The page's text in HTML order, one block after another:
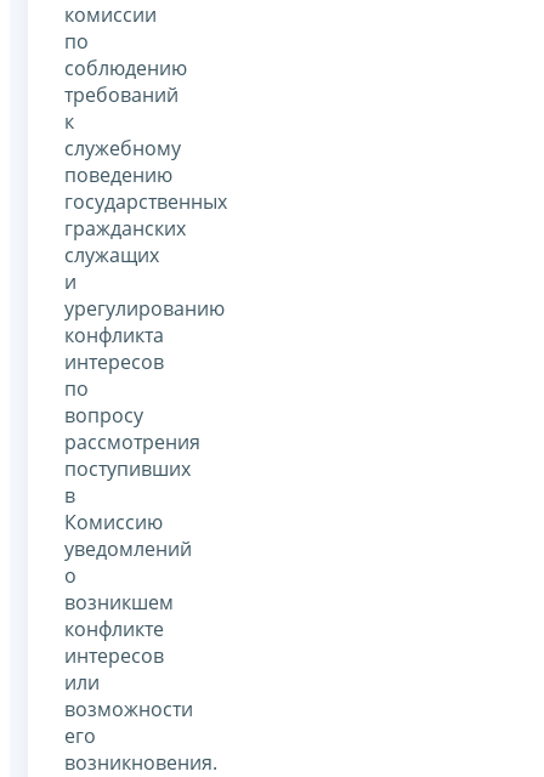
комиссии
по
соблюдению
требований
к
служебному
поведению
государственных
гражданских
служащих
и
урегулированию
конфликта
интересов
по
вопросу
рассмотрения
поступивших
в
Комиссию
уведомлений
о
возникшем
конфликте
интересов
или
возможности
его
возникновения.